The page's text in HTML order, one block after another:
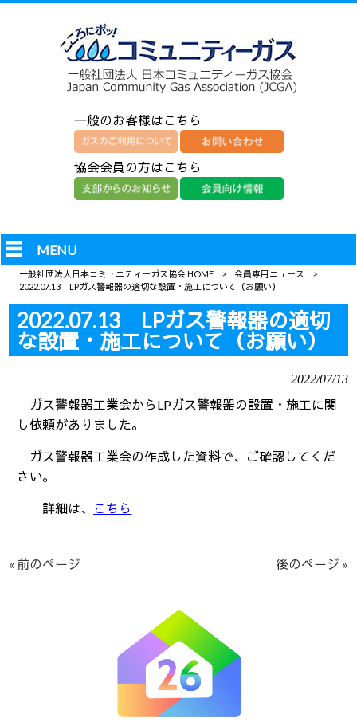
一般のお客様はこちら
協会会員の方はこちら
MENU
一般社団法人日本コミュニティーガス協会 HOME > 会員専用ニュース
>
2022.07.13 LPガス警報器の適切な設置・施工について（お願い）
2022.07.13 LPガス警報器の適切
な設置・施工について（お願い）
2022/07/13
ガス警報器工業会から LPガス警報器の設置・施工に関
し依頼がありました。
ガス警報器工業会の作成した資料で、ご確認してくだ
さい。
詳細は、 こちら
« 前のページ 後のページ »